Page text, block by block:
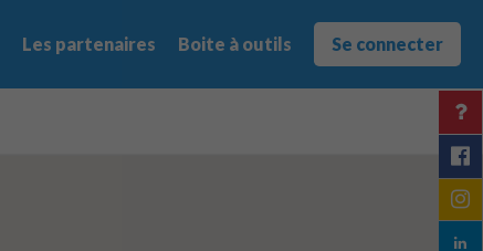
Les partenaires Boite à outils Se connecter